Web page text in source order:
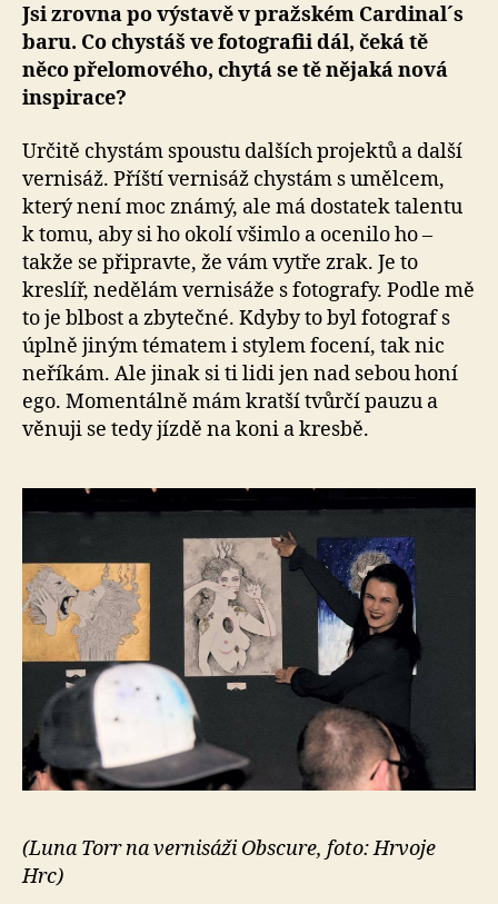
Jsi zrovna po výstavě v pražském Cardinal´s
baru. Co chystáš ve fotografii dál, čeká tě
něco přelomového, chytá se tě nějaká nová
inspirace?
Určitě chystám spoustu dalších projektů a další
vernisáž. Příští vernisáž chystám s umělcem,
který není moc známý, ale má dostatek talentu
k tomu, aby si ho okolí všimlo a ocenilo ho –
takže se připravte, že vám vytře zrak. Je to
kreslíř, nedělám vernisáže s fotografy. Podle mě
to je blbost a zbytečné. Kdyby to byl fotograf s
úplně jiným tématem i stylem focení, tak nic
neříkám. Ale jinak si ti lidi jen nad sebou honí
ego. Momentálně mám kratší tvůrčí pauzu a
věnuji se tedy jízdě na koni a kresbě.
(Luna Torr na vernisáži Obscure, foto: Hrvoje
Hrc)